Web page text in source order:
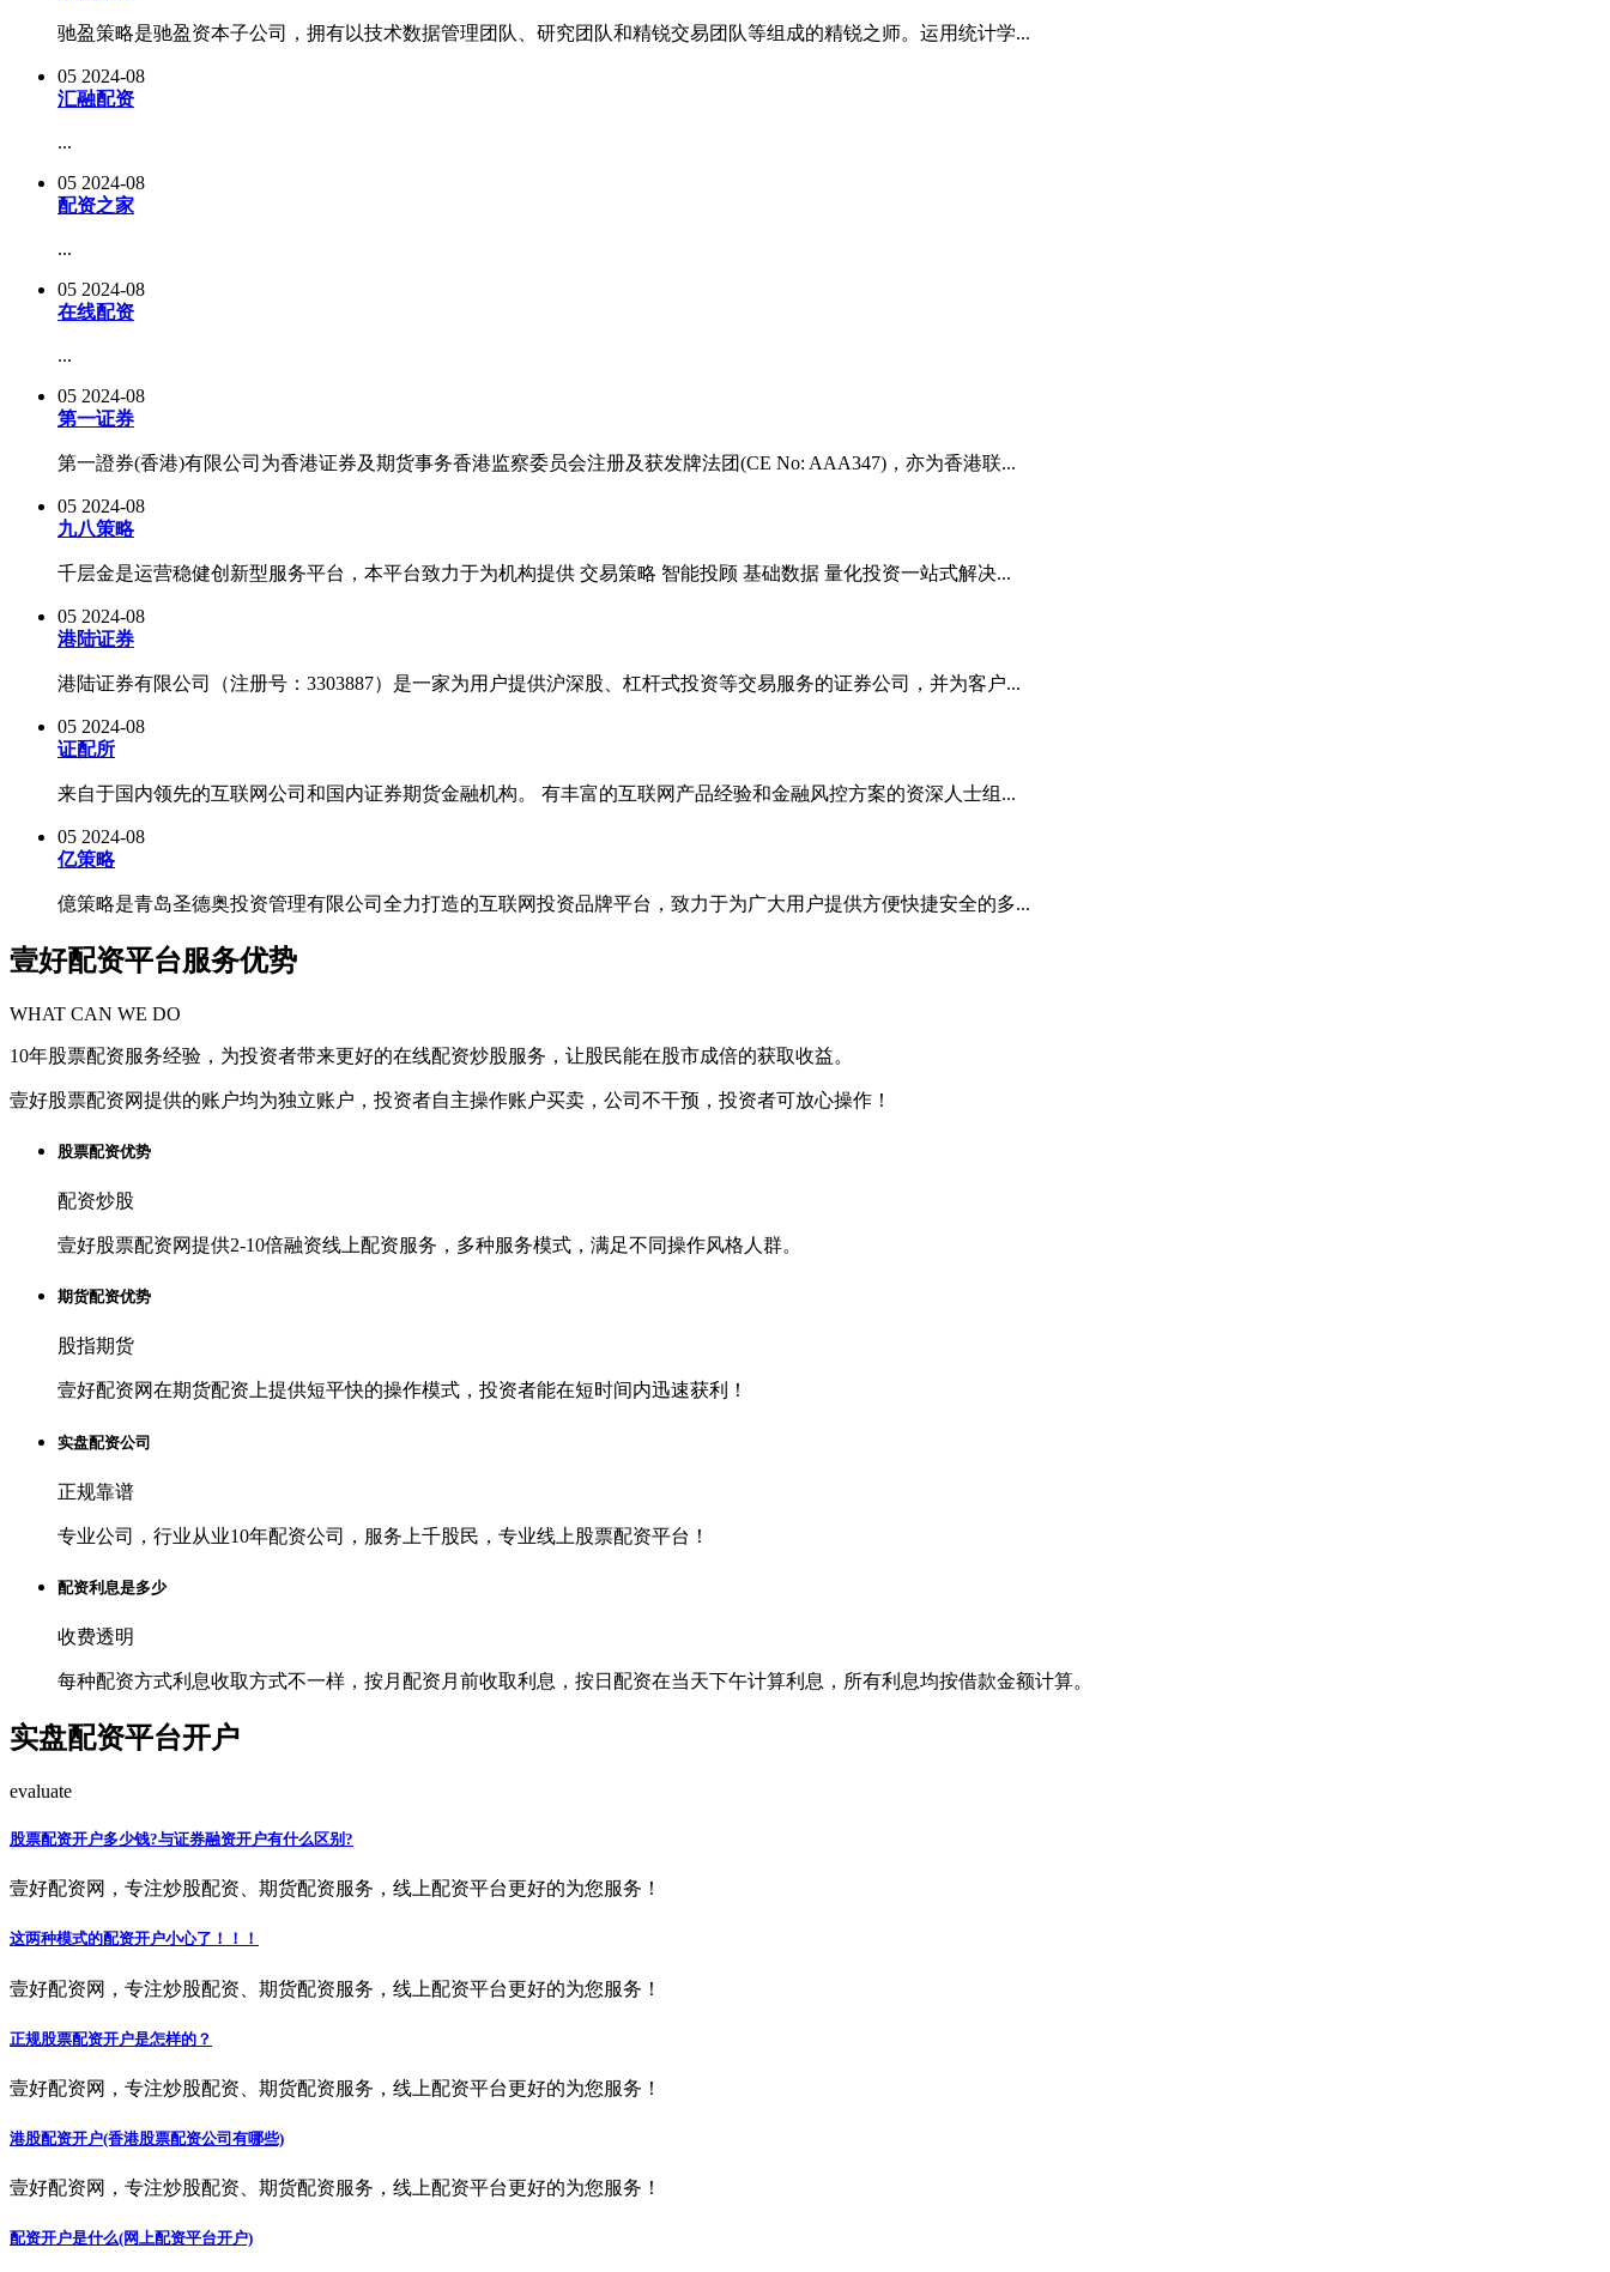
驰盈策略是驰盈资本子公司，拥有以技术数据管理团队、研究团队和精锐交易团队等组成的精锐之师。运用统计学...
05 2024-08
汇融配资
...
05 2024-08
配资之家
...
05 2024-08
在线配资
...
05 2024-08
第一证券
第一證券(香港)有限公司为香港证券及期货事务香港监察委员会注册及获发牌法团(CE No: AAA347)，亦为香港联...
05 2024-08
九八策略
千层金是运营稳健创新型服务平台，本平台致力于为机构提供 交易策略 智能投顾 基础数据 量化投资一站式解决...
05 2024-08
港陆证券
港陆证券有限公司（注册号：3303887）是一家为用户提供沪深股、杠杆式投资等交易服务的证券公司，并为客户...
05 2024-08
证配所
来自于国内领先的互联网公司和国内证券期货金融机构。 有丰富的互联网产品经验和金融风控方案的资深人士组...
05 2024-08
亿策略
億策略是青岛圣德奥投资管理有限公司全力打造的互联网投资品牌平台，致力于为广大用户提供方便快捷安全的多...
壹好配资平台服务优势
WHAT CAN WE DO
10年股票配资服务经验，为投资者带来更好的在线配资炒股服务，让股民能在股市成倍的获取收益。
壹好股票配资网提供的账户均为独立账户，投资者自主操作账户买卖，公司不干预，投资者可放心操作！
股票配资优势
配资炒股
壹好股票配资网提供2-10倍融资线上配资服务，多种服务模式，满足不同操作风格人群。
期货配资优势
股指期货
壹好配资网在期货配资上提供短平快的操作模式，投资者能在短时间内迅速获利！
实盘配资公司
正规靠谱
专业公司，行业从业10年配资公司，服务上千股民，专业线上股票配资平台！
配资利息是多少
收费透明
每种配资方式利息收取方式不一样，按月配资月前收取利息，按日配资在当天下午计算利息，所有利息均按借款金额计算。
实盘配资平台开户
evaluate
股票配资开户多少钱?与证券融资开户有什么区别?
壹好配资网，专注炒股配资、期货配资服务，线上配资平台更好的为您服务！
这两种模式的配资开户小心了！！！
壹好配资网，专注炒股配资、期货配资服务，线上配资平台更好的为您服务！
正规股票配资开户是怎样的？
壹好配资网，专注炒股配资、期货配资服务，线上配资平台更好的为您服务！
港股配资开户(香港股票配资公司有哪些)
壹好配资网，专注炒股配资、期货配资服务，线上配资平台更好的为您服务！
配资开户是什么(网上配资平台开户)